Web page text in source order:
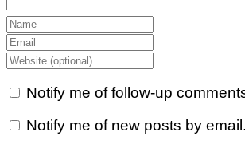
Notify me of follow-up
Notify me of new posts by email.